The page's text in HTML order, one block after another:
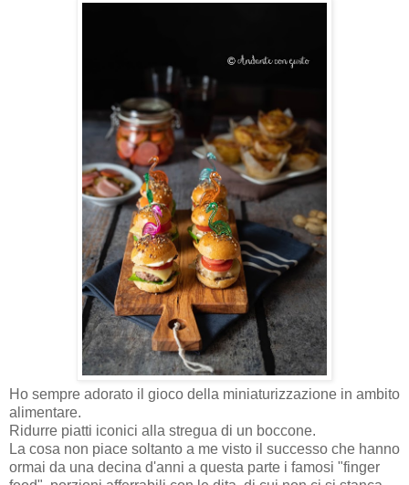
Ho sempre adorato il gioco della miniaturizzazione in ambito
alimentare.
Ridurre piatti iconici alla stregua di un boccone.
La cosa non piace soltanto a me visto il successo che hanno
ormai da una decina d'anni a questa parte i famosi "finger